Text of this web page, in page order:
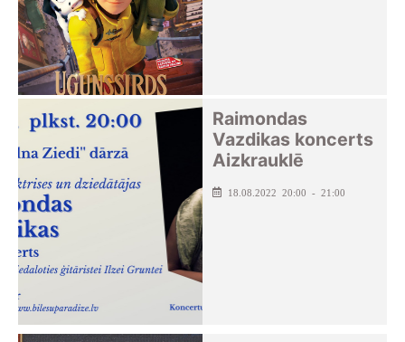
Raimondas
Vazdikas koncerts
Aizkrauklē
18.08.2022 20:00 - 21:00